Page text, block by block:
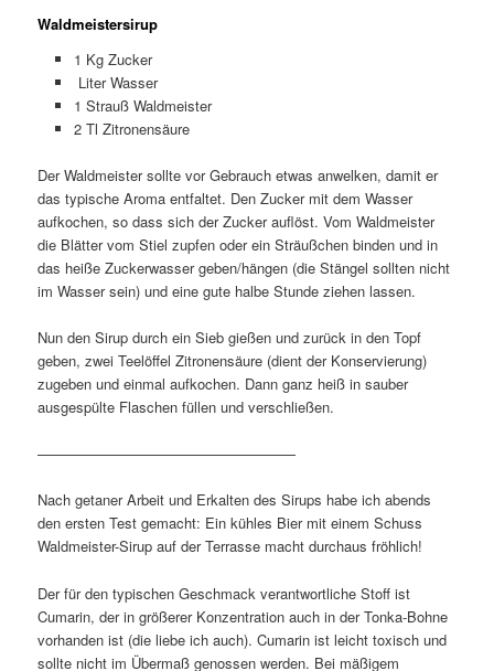
Waldmeistersirup
1 Kg Zucker
Liter Wasser
1 Strauß Waldmeister
2 Tl Zitronensäure
Der Waldmeister sollte vor Gebrauch etwas anwelken, damit er
das typische Aroma entfaltet. Den Zucker mit dem Wasser
aufkochen, so dass sich der Zucker auflöst. Vom Waldmeister
die Blätter vom Stiel zupfen oder ein Sträußchen binden und in
das heiße Zuckerwasser geben/hängen (die Stängel sollten nicht
im Wasser sein) und eine gute halbe Stunde ziehen lassen.
Nun den Sirup durch ein Sieb gießen und zurück in den Topf
geben, zwei Teelöffel Zitronensäure (dient der Konservierung)
zugeben und einmal aufkochen. Dann ganz heiß in sauber
ausgespülte Flaschen füllen und verschließen.
——————————————————
Nach getaner Arbeit und Erkalten des Sirups habe ich abends
den ersten Test gemacht: Ein kühles Bier mit einem Schuss
Waldmeister-Sirup auf der Terrasse macht durchaus fröhlich!
Der für den typischen Geschmack verantwortliche Stoff ist
Cumarin, der in größerer Konzentration auch in der Tonka-Bohne
vorhanden ist (die liebe ich auch). Cumarin ist leicht toxisch und
sollte nicht im Übermaß genossen werden. Bei mäßigem